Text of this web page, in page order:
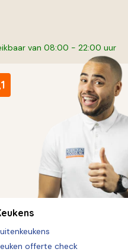
van 08:00 - 22:00 uur
offerte check